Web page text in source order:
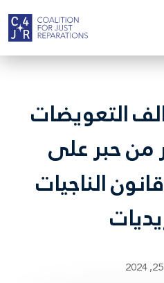
التعويضات
من حبر على
الناجيات